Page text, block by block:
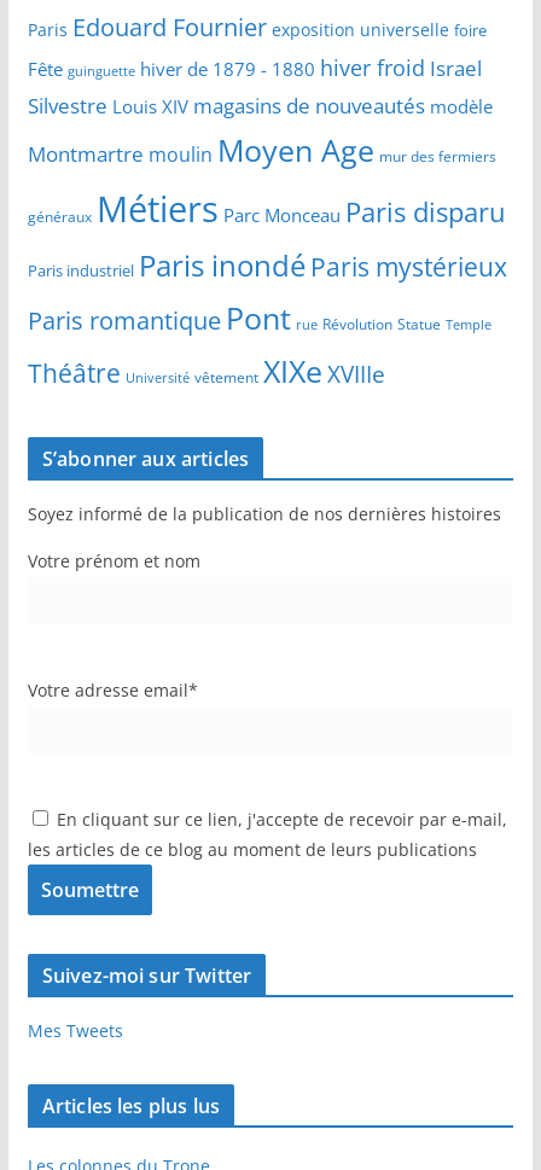
Paris Edouard Fournier exposition universelle foire
Fête guinguette hiver de 1879 - 1880 hiver froid Israel
Silvestre Louis XIV magasins de nouveautés modèle
Montmartre moulin Moyen Age mur des fermiers
généraux Métiers Parc Monceau Paris disparu
Paris industriel Paris inondé Paris mystérieux
Paris romantique Pont rue Révolution Statue Temple
Théâtre Université vêtement XIXeXVIIIe
S’abonner aux articles
Soyez informé de la publication de nos dernières histoires
Votre prénom et nom
Votre adresse email*
En cliquant sur ce lien, j'accepte de recevoir par e-mail,
les articles de ce blog au moment de leurs publications
Suivez-moi sur Twitter
Mes Tweets
Articles les plus lus